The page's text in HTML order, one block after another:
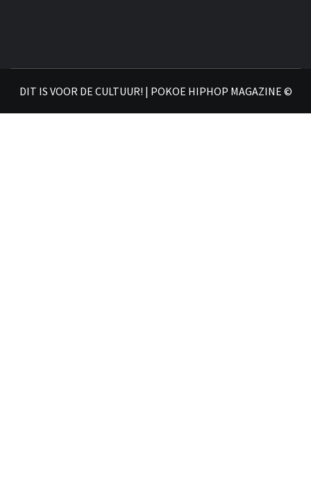
DIT IS VOOR DE CULTUUR! | POKOE HIPHOP MAGAZINE ©